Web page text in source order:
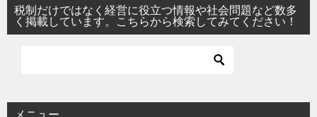
税制だけではなく経営に役立つ情報や社会問題など数多
く掲載しています。こちらから検索してみてください！